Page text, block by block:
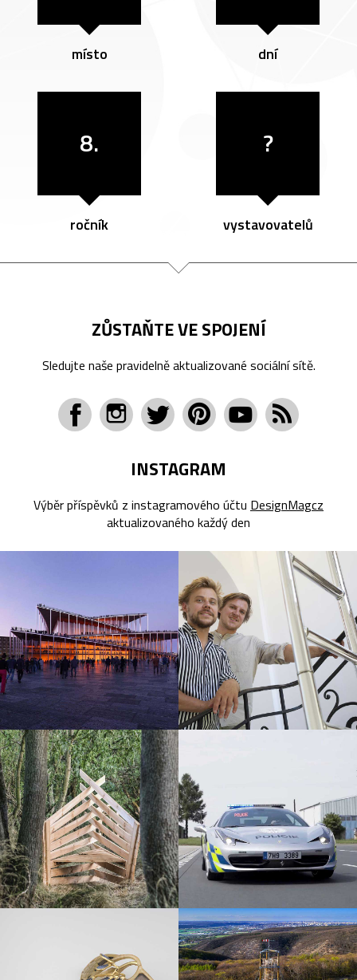
místo dní
8.
ročník
?
vystavovatelů
ZŮSTAŇTE VE SPOJENÍ
Sledujte naše pravidelně aktualizované sociální sítě.
INSTAGRAM
Výběr příspěvků z instagramového účtu DesignMagcz
aktualizovaného každý den